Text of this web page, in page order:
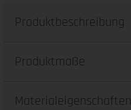
Produktbeschreibung
Produktmaße
Materialeigenschaften